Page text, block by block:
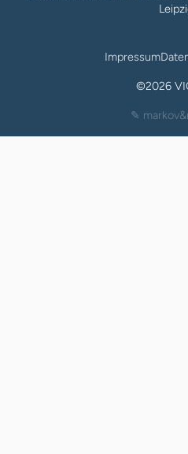
Impressum
©2026
✎